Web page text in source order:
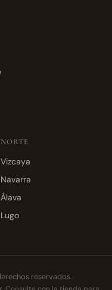
NORTE
Vizcaya
Navarra
Álava
Lugo
reservados.